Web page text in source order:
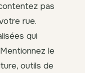
pas
rue.
qui
le
outils de